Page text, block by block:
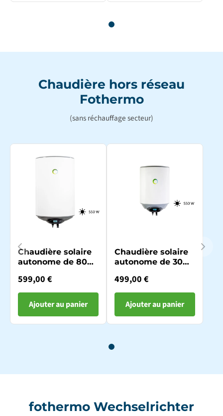
Chaudière hors réseau
Fothermo
(sans réchauffage secteur)
Chaudière solaire
autonome de 80
599,00 €
Ajouter au panier
Chaudière solaire
autonome de 30
499,00 €
Ajouter au panier
fothermo Wechselrichter